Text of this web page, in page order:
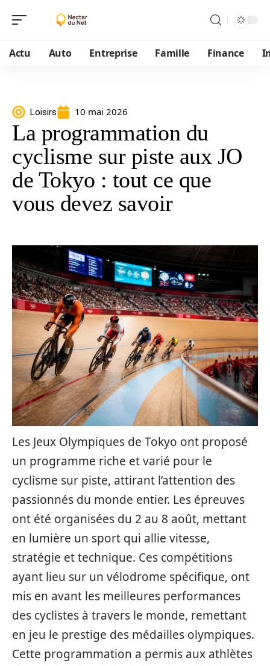
Actu Auto Entreprise Famille Finance
Loisirs 10 mai 2026
La programmation du
cyclisme sur piste aux JO
de Tokyo : tout ce que
vous devez savoir
Les Jeux Olympiques de Tokyo ont proposé
un programme riche et varié pour le
cyclisme sur piste, attirant l’attention des
passionnés du monde entier. Les épreuves
ont été organisées du 2 au 8 août, mettant
en lumière un sport qui allie vitesse,
stratégie et technique. Ces compétitions
ayant lieu sur un vélodrome spécifique, ont
mis en avant les meilleures performances
des cyclistes à travers le monde, remettant
en jeu le prestige des médailles olympiques.
Cette programmation a permis aux athlètes